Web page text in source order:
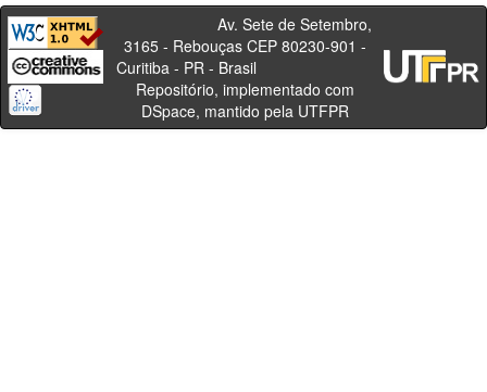
Av. Sete de Setembro,
3165 - Rebouças CEP 80230-901 -
Curitiba - PR - Brasil
Repositório, implementado com
DSpace, mantido pela UTFPR